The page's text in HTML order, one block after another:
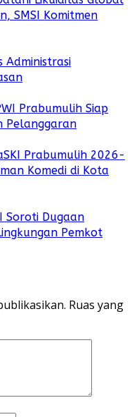
SMSI Komitmen
Administrasi
Prabumulih Siap
Pelanggaran
Prabumulih 2026-
Komedi di Kota
Soroti Dugaan
Pemkot
Ruas yang